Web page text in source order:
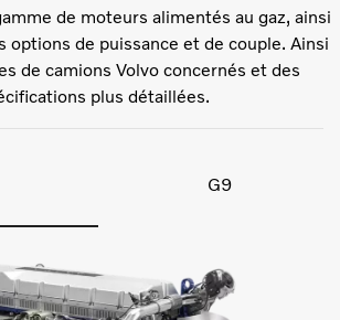
de moteurs alimentés au gaz, ainsi
options de puissance et de couple. Ainsi
de camions Volvo concernés et des
plus détaillées.
G9